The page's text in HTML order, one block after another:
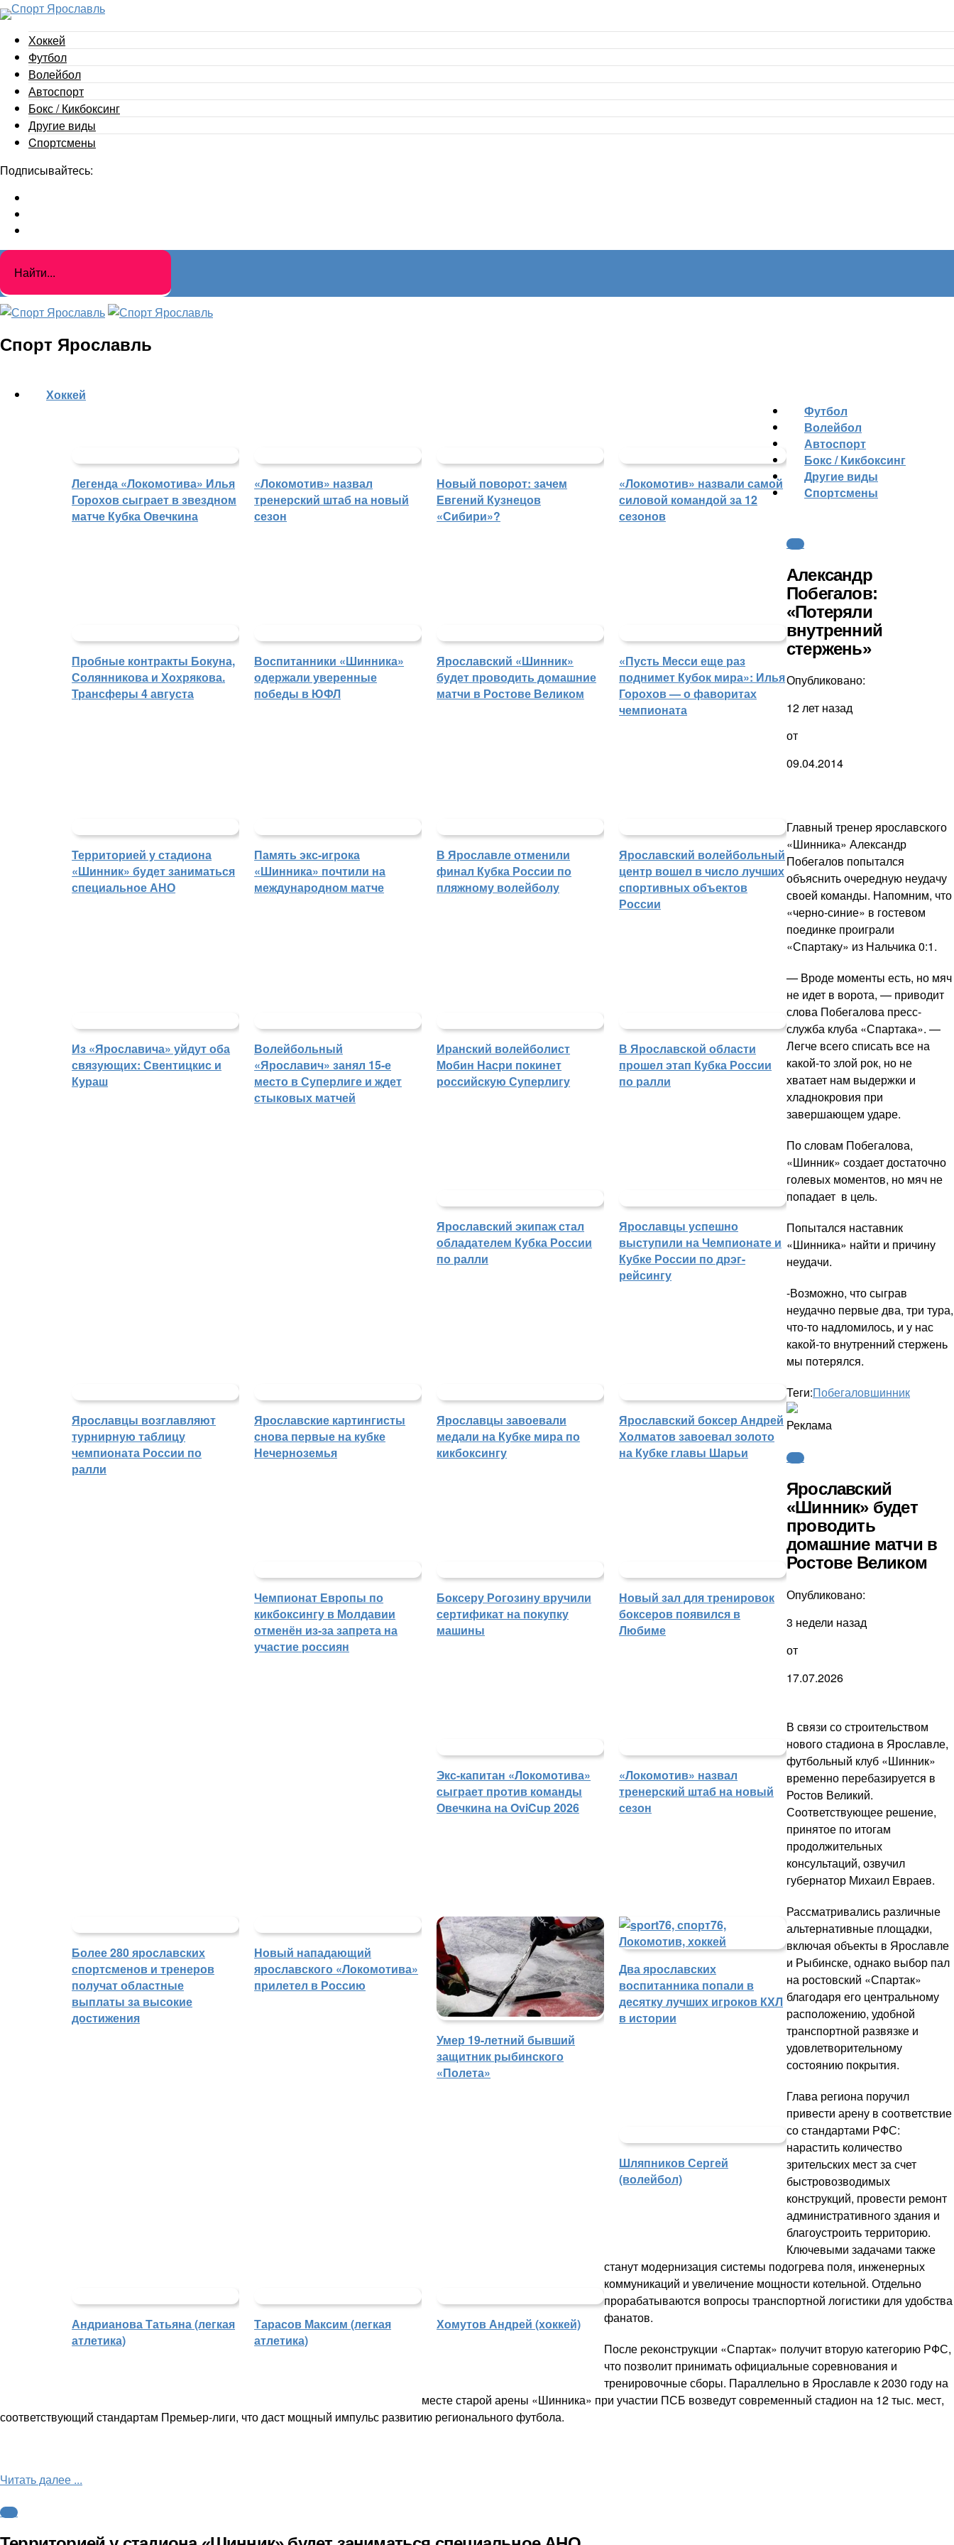
Хоккей
Футбол
Волейбол
Автоспорт
Бокс / Кикбоксинг
Другие виды
Cпортсмены
Подписывайтесь:
Спорт Ярославль
Хоккей
Легенда «Локомотива» Илья
Горохов сыграет в звездном
матче Кубка Овечкина
«Локомотив» назвал
тренерский штаб на новый
сезон
Новый поворот: зачем
Евгений Кузнецов
«Сибири»?
«Локомотив» назвали самой
силовой командой за 12
сезонов
Пробные контракты Бокуна,
Солянникова и Хохрякова.
Трансферы 4 августа
Футбол
Воспитанники «Шинника»
одержали уверенные
победы в ЮФЛ
Ярославский «Шинник»
будет проводить домашние
матчи в Ростове Великом
«Пусть Месси еще раз
поднимет Кубок мира»: Илья
Горохов — о фаворитах
чемпионата
Территорией у стадиона
«Шинник» будет заниматься
специальное АНО
Память экс-игрока
«Шинника» почтили на
международном матче
Волейбол
В Ярославле отменили
финал Кубка России по
пляжному волейболу
Ярославский волейбольный
центр вошел в число лучших
спортивных объектов
России
Из «Ярославича» уйдут оба
связующих: Свентицкис и
Кураш
Волейбольный
«Ярославич» занял 15-е
место в Суперлиге и ждет
стыковых матчей
Иранский волейболист
Мобин Насри покинет
российскую Суперлигу
Автоспорт
В Ярославской области
прошел этап Кубка России
по ралли
Ярославский экипаж стал
обладателем Кубка России
по ралли
Ярославцы успешно
выступили на Чемпионате и
Кубке России по дрэг-
рейсингу
Ярославцы возглавляют
турнирную таблицу
чемпионата России по
ралли
Ярославские картингисты
снова первые на кубке
Нечерноземья
Бокс / Кикбоксинг
Ярославцы завоевали
медали на Кубке мира по
кикбоксингу
Ярославский боксер Андрей
Холматов завоевал золото
на Кубке главы Шарьи
Чемпионат Европы по
кикбоксингу в Молдавии
отменён из-за запрета на
участие россиян
Боксеру Рогозину вручили
сертификат на покупку
машины
Новый зал для тренировок
боксеров появился в
Любиме
Другие виды
Экс-капитан «Локомотива»
сыграет против команды
Овечкина на OviCup 2026
«Локомотив» назвал
тренерский штаб на новый
сезон
Более 280 ярославских
спортсменов и тренеров
получат областные
выплаты за высокие
достижения
Новый нападающий
ярославского «Локомотива»
прилетел в Россию
Умер 19-летний бывший
защитник рыбинского
«Полета»
Cпортсмены
Два ярославских
воспитанника попали в
десятку лучших игроков КХЛ
в истории
Шляпников Сергей
(волейбол)
Андрианова Татьяна (легкая
атлетика)
Тарасов Максим (легкая
атлетика)
Хомутов Андрей (хоккей)
ФНЛ
Александр
Побегалов:
«Потеряли
внутренний
стержень»
Опубликовано:
12 лет назад
от
09.04.2014
Главный тренер ярославского
«Шинника» Александр
Побегалов попытался
объяснить очередную неудачу
своей команды. Напомним, что
«черно-синие» в гостевом
поединке проиграли
«Спартаку» из Нальчика 0:1.
— Вроде моменты есть, но мяч
не идет в ворота, — приводит
слова Побегалова пресс-
служба клуба «Спартака». —
Легче всего списать все на
какой-то злой рок, но не
хватает нам выдержки и
хладнокровия при
завершающем ударе.
По словам Побегалова,
«Шинник» создает достаточно
голевых моментов, но мяч не
попадает в цель.
Попытался наставник
«Шинника» найти и причину
неудачи.
-Возможно, что сыграв
неудачно первые два, три тура,
что-то надломилось, и у нас
какой-то внутренний стержень
мы потерялся.
Теги:Побегаловшинник
Реклама
ФНЛ
Ярославский
«Шинник» будет
проводить
домашние матчи в
Ростове Великом
Опубликовано:
3 недели назад
от
17.07.2026
В связи со строительством
нового стадиона в Ярославле,
футбольный клуб «Шинник»
временно перебазируется в
Ростов Великий.
Соответствующее решение,
принятое по итогам
продолжительных
консультаций, озвучил
губернатор Михаил Евраев.
Рассматривались различные
альтернативные площадки,
включая объекты в Ярославле
и Рыбинске, однако выбор пал
на ростовский «Спартак»
благодаря его центральному
расположению, удобной
транспортной развязке и
удовлетворительному
состоянию покрытия.
Глава региона поручил
привести арену в соответствие
со стандартами РФС:
нарастить количество
зрительских мест за счет
быстровозводимых
конструкций, провести ремонт
административного здания и
благоустроить территорию.
Ключевыми задачами также
станут модернизация системы подогрева поля, инженерных
коммуникаций и увеличение мощности котельной. Отдельно
прорабатываются вопросы транспортной логистики для удобства
фанатов.
После реконструкции «Спартак» получит вторую категорию РФС,
что позволит принимать официальные соревнования и
тренировочные сборы. Параллельно в Ярославле к 2030 году на
месте старой арены «Шинника» при участии ПСБ возведут современный стадион на 12 тыс. мест,
соответствующий стандартам Премьер-лиги, что даст мощный импульс развитию регионального футбола.
Читать далее ...
ФНЛ